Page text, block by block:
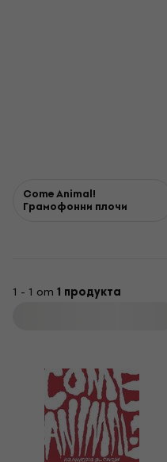
Come Animal!
Грамофонни плочи
1 - 1 от 1 продукта